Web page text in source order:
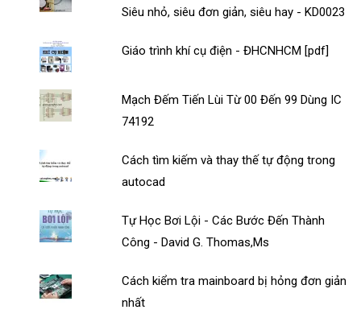
Siêu nhỏ, siêu đơn giản, siêu hay - KD0023
Giáo trình khí cụ điện - ĐHCNHCM [pdf]
Mạch Đếm Tiến Lùi Từ 00 Đến 99 Dùng IC
74192
Cách tìm kiếm và thay thế tự động trong
autocad
Tự Học Bơi Lội - Các Bước Đến Thành
Công - David G. Thomas,Ms
Cách kiểm tra mainboard bị hỏng đơn giản
nhất